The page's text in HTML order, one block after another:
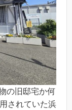
の旧邸宅か何
されていた浜